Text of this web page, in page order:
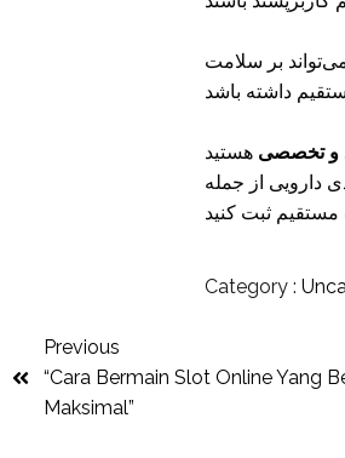
بر سلامت
و تخصصی
دارویی از جمله
Category :
Previous
“Cara Bermain Slot Online Yang
Maksimal”